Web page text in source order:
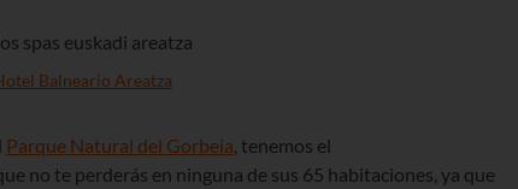
Balneario Areatza
Parque Natural del Gorbeia , tenemos el
no te perderás en ninguna de sus 65 habitaciones, ya que